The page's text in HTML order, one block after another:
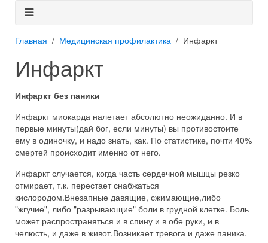
Главная Медицинская профилактика Инфаркт
Инфаркт
Инфаркт без паники
Инфаркт миокарда налетает абсолютно неожиданно. И в
первые минуты(дай бог, если минуты) вы противостоите
ему в одиночку, и надо знать, как. По статистике, почти 40%
смертей происходит именно от него.
Инфаркт случается, когда часть сердечной мышцы резко
отмирает, т.к. перестает снабжаться
кислородом.Внезапные давящие, сжимающие,либо
"жгучие", либо "разрывающие" боли в грудной клетке. Боль
может распространяться и в спину и в обе руки, и в
челюсть, и даже в живот.Возникает тревога и даже паника.